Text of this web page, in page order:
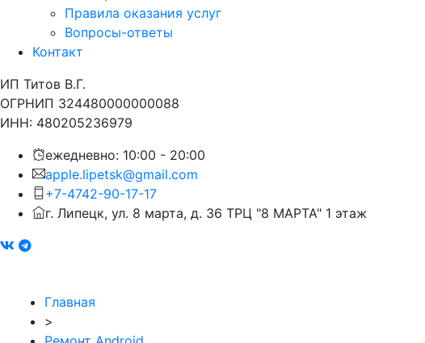
Правила оказания услуг
Вопросы-ответы
Контакт
ИП Титов В.Г.
ОГРНИП 324480000000088
ИНН: 480205236979
ежедневно: 10:00 - 20:00
apple.lipetsk@gmail.com
+7-4742-90-17-17
г. Липецк, ул. 8 марта, д. 36 ТРЦ "8 МАРТА" 1 этаж
Главная
>